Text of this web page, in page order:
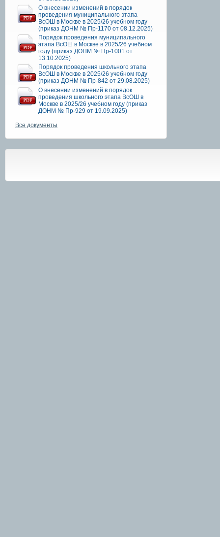
О внесении изменений в порядок
проведения муниципального этапа
ВсОШ в Москве в 2025/26 учебном году
(приказ ДОНМ № Пр-1170 от 08.12.2025)
Порядок проведения муниципального
этапа ВсОШ в Москве в 2025/26 учебном
году (приказ ДОНМ № Пр-1001 от
13.10.2025)
Порядок проведения школьного этапа
ВсОШ в Москве в 2025/26 учебном году
(приказ ДОНМ № Пр-842 от 29.08.2025)
О внесении изменений в порядок
проведения школьного этапа ВсОШ в
Москве в 2025/26 учебном году (приказ
ДОНМ № Пр-929 от 19.09.2025)
Все документы